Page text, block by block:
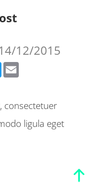
12/2015
Twitter
consectetuer
ligula eget